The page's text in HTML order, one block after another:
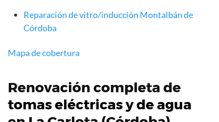
Reparación de vitro/inducción Montalbán de
Córdoba
Mapa de cobertura
Renovación completa de
tomas eléctricas y de agua